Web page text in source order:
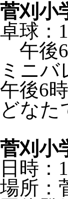
菅刈小
卓球：
午後6
ミニバ
午後6
どな
菅刈小
日時：
場所：